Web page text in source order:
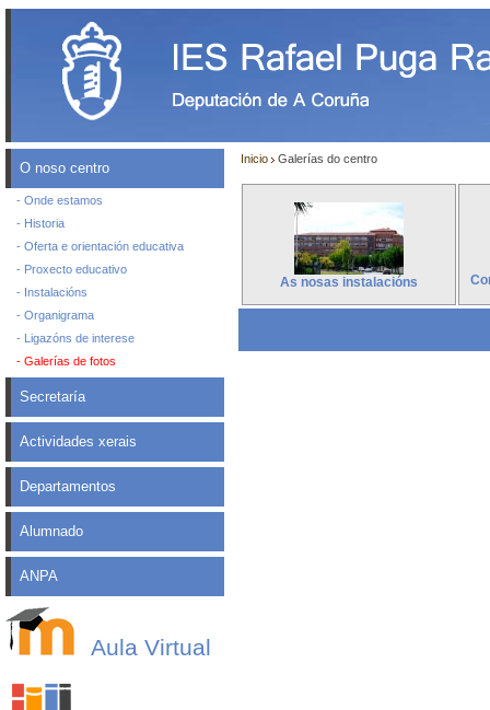
O noso centro
- Onde estamos
- Historia
- Oferta e orientación educativa
- Proxecto educativo
- Instalacións
- Organigrama
- Ligazóns de interese
- Galerías de fotos
Secretaría
Actividades xerais
Departamentos
Alumnado
ANPA
Aula Virtual
Inicio Galerías do centro
As nosas instalacións